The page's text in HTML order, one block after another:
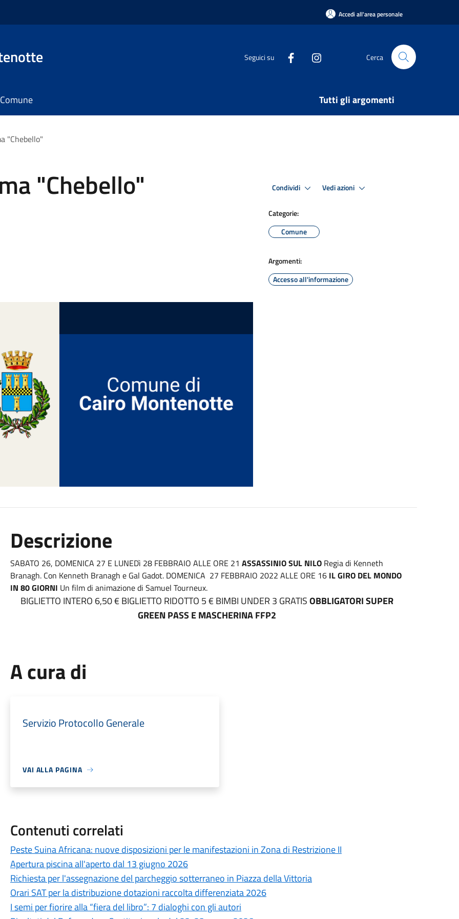
Accedi all'area personale
Seguici su Cerca
Tutti gli argomenti
"Chebello"
"Chebello" Condividi Vedi azioni
Categorie:
Comune
Argomenti:
Accesso all'informazione
Descrizione
SABATO 26, DOMENICA 27 E LUNEDì 28 FEBBRAIO ALLE ORE 21 ASSASSINIO SUL NILORegia di Kenneth
Branagh. Con Kenneth Branagh e Gal Gadot. DOMENICA 27 FEBBRAIO 2022 ALLE ORE 16 IL GIRO DEL MONDO
IN 80 GIORNI Un film di animazione di Samuel Tourneux.
BIGLIETTO INTERO 6,50 € BIGLIETTO RIDOTTO 5 € BIMBI UNDER 3 GRATISOBBLIGATORI SUPER
GREEN PASS E MASCHERINA FFP2
A cura di
Servizio Protocollo Generale
VAI ALLA PAGINA
Contenuti correlati
Peste Suina Africana: nuove disposizioni per le manifestazioni in Zona di Restrizione II
Apertura piscina all'aperto dal 13 giugno 2026
Richiesta per l'assegnazione del parcheggio sotterraneo in Piazza della Vittoria
Orari SAT per la distribuzione dotazioni raccolta differenziata 2026
I semi per fiorire alla “fiera del libro”: 7 dialoghi con gli autori